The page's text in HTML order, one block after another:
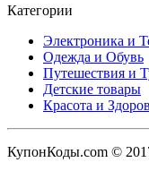
Категории
Электроника и
Одежда и Обувь
Путешествия и
Детские товары
Красота и
КупонКоды.com ©